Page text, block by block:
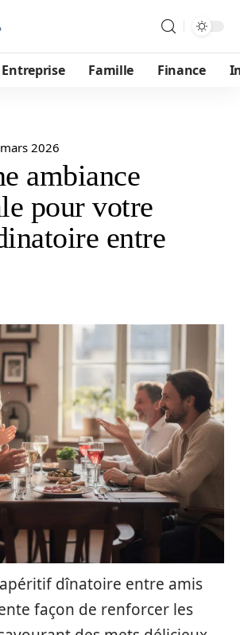
Entreprise Famille Finance
2026
ambiance
pour votre
entre
dînatoire entre amis
façon de renforcer les